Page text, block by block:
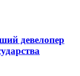
девелопер